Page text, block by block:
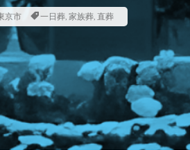
京市 一日葬, 家族葬, 直葬